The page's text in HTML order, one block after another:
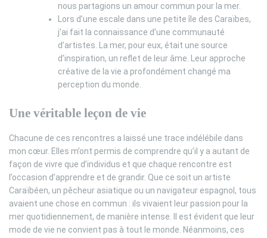
nous partagions un amour commun pour la mer.
Lors d’une escale dans une petite île des Caraïbes,
j’ai fait la connaissance d’une communauté
d’artistes. La mer, pour eux, était une source
d’inspiration, un reflet de leur âme. Leur approche
créative de la vie a profondément changé ma
perception du monde.
Une véritable leçon de vie
Chacune de ces rencontres a laissé une trace indélébile dans
mon cœur. Elles m’ont permis de comprendre qu’il y a autant de
façon de vivre que d’individus et que chaque rencontre est
l’occasion d’apprendre et de grandir. Que ce soit un artiste
Caraïbéen, un pêcheur asiatique ou un navigateur espagnol, tous
avaient une chose en commun : ils vivaient leur passion pour la
mer quotidiennement, de manière intense. Il est évident que leur
mode de vie ne convient pas à tout le monde. Néanmoins, ces